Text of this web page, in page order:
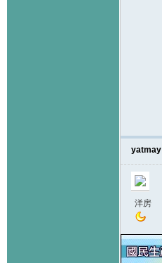
yatmay
洋房